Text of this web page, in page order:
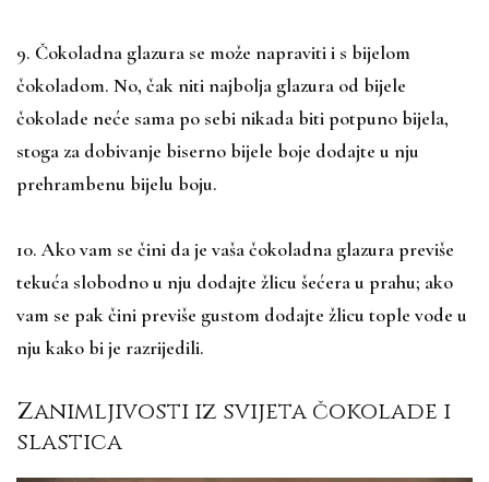
9. Čokoladna glazura se može napraviti i s bijelom
čokoladom. No, čak niti najbolja glazura od bijele
čokolade neće sama po sebi nikada biti potpuno bijela,
stoga za dobivanje biserno bijele boje dodajte u nju
prehrambenu bijelu boju.
10. Ako vam se čini da je vaša čokoladna glazura previše
tekuća slobodno u nju dodajte žlicu šećera u prahu; ako
vam se pak čini previše gustom dodajte žlicu tople vode u
nju kako bi je razrijedili.
Zanimljivosti iz svijeta čokolade i
slastica